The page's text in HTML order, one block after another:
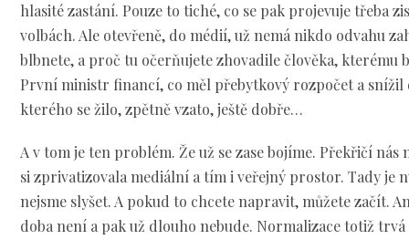
hlasité zastání. Pouze to tiché, co se pak projevuje třeba
volbách. Ale otevřeně, do médií, už nemá nikdo odvahu
blbnete, a proč tu očerňujete zhovadile člověka, kterému
První ministr financí, co měl přebytkový rozpočet a snížil
kterého se žilo, zpětně vzato, ještě dobře…
A v tom je ten problém. Že už se zase bojíme. Překřičí
si zprivatizovala mediální a tím i veřejný prostor. Tady je
nejsme slyšet. A pokud to chcete napravit, můžete začít.
doba není a pak už dlouho nebude. Normalizace totiž